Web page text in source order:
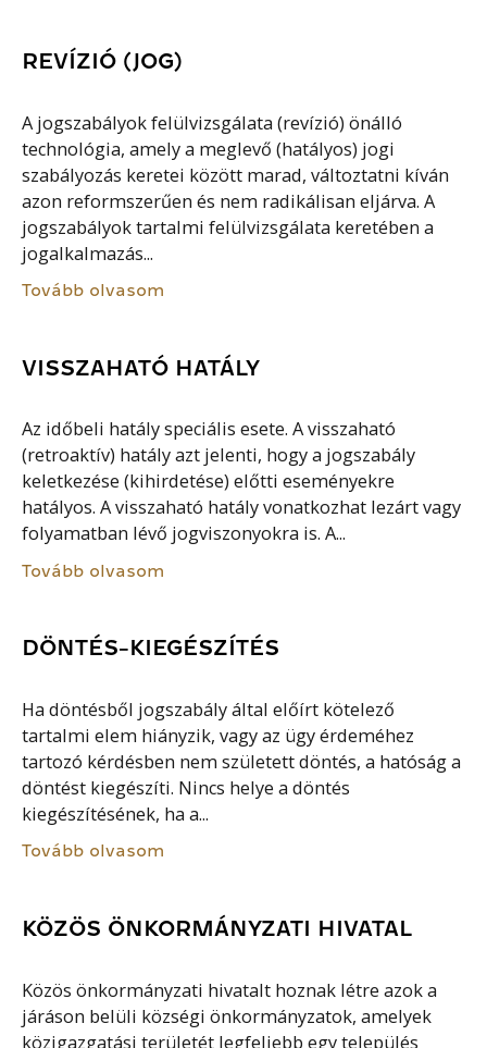
REVÍZIÓ (JOG)
A jogszabályok felülvizsgálata (revízió) önálló
technológia, amely a meglevő (hatályos) jogi
szabályozás keretei között marad, változtatni kíván
azon reformszerűen és nem radikálisan eljárva. A
jogszabályok tartalmi felülvizsgálata keretében a
jogalkalmazás...
Tovább olvasom
VISSZAHATÓ HATÁLY
Az időbeli hatály speciális esete. A visszaható
(retroaktív) hatály azt jelenti, hogy a jogszabály
keletkezése (kihirdetése) előtti eseményekre
hatályos. A visszaható hatály vonatkozhat lezárt vagy
folyamatban lévő jogviszonyokra is. A...
Tovább olvasom
DÖNTÉS-KIEGÉSZÍTÉS
Ha döntésből jogszabály által előírt kötelező
tartalmi elem hiányzik, vagy az ügy érdeméhez
tartozó kérdésben nem született döntés, a hatóság a
döntést kiegészíti. Nincs helye a döntés
kiegészítésének, ha a...
Tovább olvasom
KÖZÖS ÖNKORMÁNYZATI HIVATAL
Közös önkormányzati hivatalt hoznak létre azok a
járáson belüli községi önkormányzatok, amelyek
közigazgatási területét legfeljebb egy település